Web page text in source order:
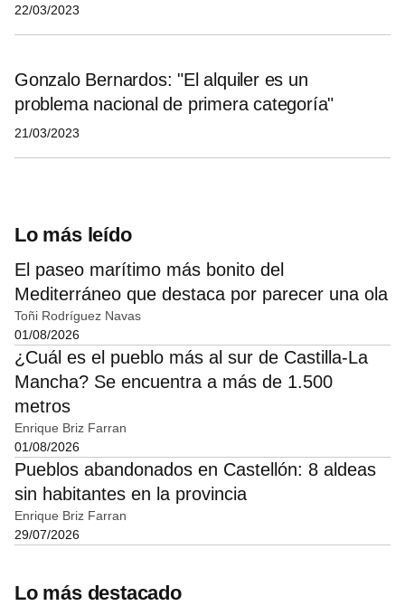
22/03/2023
Gonzalo Bernardos: "El alquiler es un
problema nacional de primera categoría"
21/03/2023
Lo más leído
El paseo marítimo más bonito del
Mediterráneo que destaca por parecer una ola
Toñi Rodríguez Navas
01/08/2026
¿Cuál es el pueblo más al sur de Castilla-La
Mancha? Se encuentra a más de 1.500
metros
Enrique Briz Farran
01/08/2026
Pueblos abandonados en Castellón: 8 aldeas
sin habitantes en la provincia
Enrique Briz Farran
29/07/2026
Lo más destacado